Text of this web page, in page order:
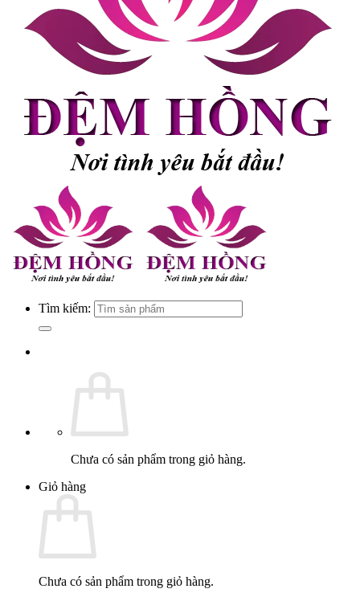
Tìm kiếm:
Chưa có sản phẩm trong giỏ hàng.
Giỏ hàng
Chưa có sản phẩm trong giỏ hàng.